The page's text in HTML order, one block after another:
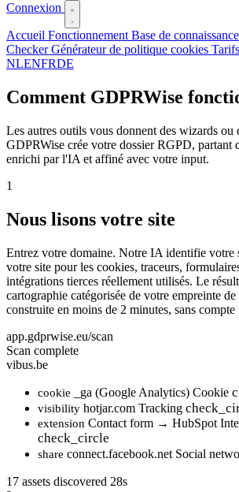
Connexion
Accueil Fonctionnement Base de
CheckerGénérateur de politique cookies Tarifs
NLENFRDE
Comment GDPRWise
Les autres outils vous donnent des wizards ou
GDPRWise crée votre dossier RGPD, partant
enrichi par l'IA et affiné avec votre input.
1
Nous lisons votre site
Entrez votre domaine. Notre IA identifie votre
votre site pour les cookies, traceurs,
intégrations tierces réellement utilisés. Le
cartographie catégorisée de votre empreinte de
construite en moins de 2 minutes, sans
app.gdprwise.eu/scan
Scan complete
vibus.be
cookie _ga (Google Analytics) Cookie
visibility hotjar.com Tracking
extension Contact form → HubSpot
check_circle
share connect.facebook.net Social
17 assets discovered 28s